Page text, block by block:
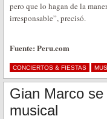
pero que lo hagan de la
irresponsable”, precisó.
Fuente: Peru.com
CONCIERTOS & FIESTAS
Gian Marco
musical